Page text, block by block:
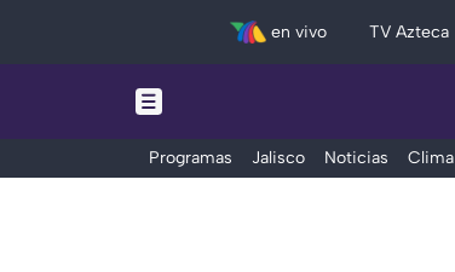
en vivo TV Azteca
Programas Jalisco Noticias Clima